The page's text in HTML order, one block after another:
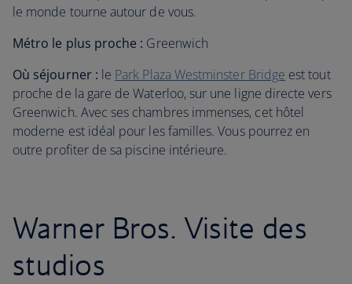
le monde tourne autour de vous.
Métro le plus proche : Greenwich
Où séjourner : le Park Plaza Westminster Bridge est tout
proche de la gare de Waterloo, sur une ligne directe vers
Greenwich. Avec ses chambres immenses, cet hôtel
moderne est idéal pour les familles. Vous pourrez en
outre profiter de sa piscine intérieure.
Warner Bros. Visite des
studios